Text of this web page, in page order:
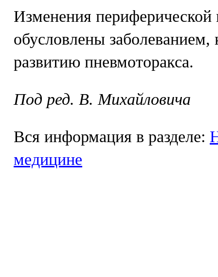
Изменения
обусловлены заболеванием,
развитию пневмоторакса.
Под ред. В. Михайловича
Вся информация в разделе:
медицине